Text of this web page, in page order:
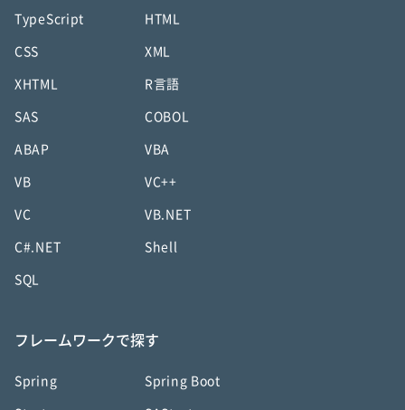
TypeScript HTML
CSS XML
XHTML R言語
SAS COBOL
ABAP VBA
VB VC++
VC VB.NET
C#.NET Shell
SQL
フレームワークで探す
Spring Spring Boot